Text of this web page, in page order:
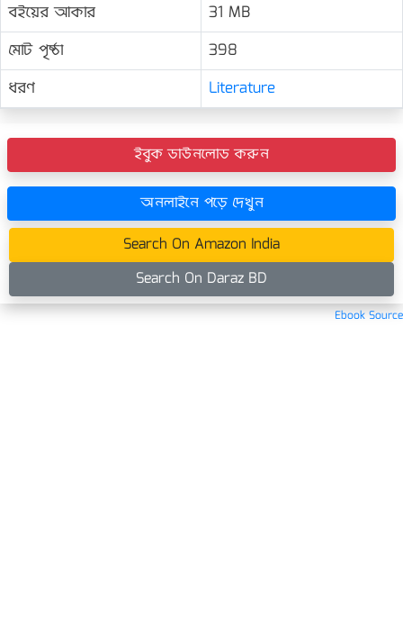
বইয়ের আকার
31 MB
মোট পৃষ্ঠা
398
ধরণ
Literature
ইবুক ডাউনলোড করুন
অনলাইনে পড়ে দেখুন
Search On Amazon India
Search On Daraz BD
Ebook Source